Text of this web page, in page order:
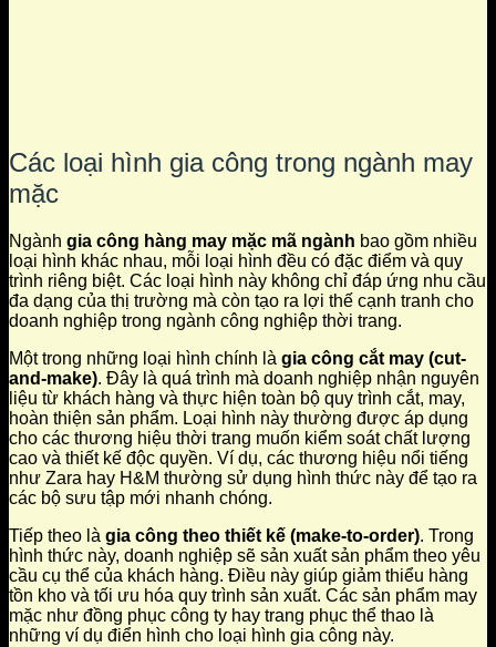
Các loại hình gia công trong ngành may
mặc
Ngành gia công hàng may mặc mã ngành bao gồm nhiều
loại hình khác nhau, mỗi loại hình đều có đặc điểm và quy
trình riêng biệt. Các loại hình này không chỉ đáp ứng nhu cầu
đa dạng của thị trường mà còn tạo ra lợi thế cạnh tranh cho
doanh nghiệp trong ngành công nghiệp thời trang.
Một trong những loại hình chính là gia công cắt may (cut-
and-make). Đây là quá trình mà doanh nghiệp nhận nguyên
liệu từ khách hàng và thực hiện toàn bộ quy trình cắt, may,
hoàn thiện sản phẩm. Loại hình này thường được áp dụng
cho các thương hiệu thời trang muốn kiểm soát chất lượng
cao và thiết kế độc quyền. Ví dụ, các thương hiệu nổi tiếng
như Zara hay H&M thường sử dụng hình thức này để tạo ra
các bộ sưu tập mới nhanh chóng.
Tiếp theo là gia công theo thiết kế (make-to-order). Trong
hình thức này, doanh nghiệp sẽ sản xuất sản phẩm theo yêu
cầu cụ thể của khách hàng. Điều này giúp giảm thiểu hàng
tồn kho và tối ưu hóa quy trình sản xuất. Các sản phẩm may
mặc như đồng phục công ty hay trang phục thể thao là
những ví dụ điển hình cho loại hình gia công này.